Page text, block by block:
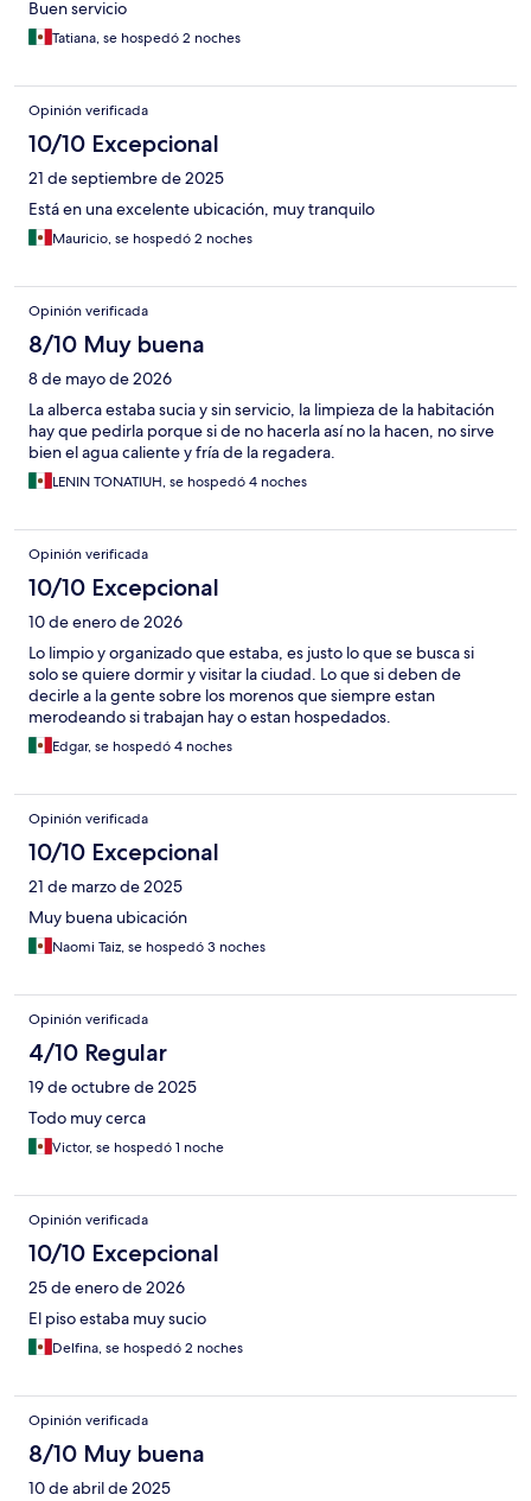
Buen servicio
Tatiana, se hospedó 2 noches
Opinión verificada
10/10 Excepcional
21 de septiembre de 2025
Está en una excelente ubicación, muy tranquilo
Mauricio, se hospedó 2 noches
Opinión verificada
8/10 Muy buena
8 de mayo de 2026
La alberca estaba sucia y sin servicio, la limpieza de la habitación
hay que pedirla porque si de no hacerla así no la hacen, no sirve
bien el agua caliente y fría de la regadera.
LENIN TONATIUH, se hospedó 4 noches
Opinión verificada
10/10 Excepcional
10 de enero de 2026
Lo limpio y organizado que estaba, es justo lo que se busca si
solo se quiere dormir y visitar la ciudad. Lo que si deben de
decirle a la gente sobre los morenos que siempre estan
merodeando si trabajan hay o estan hospedados.
Edgar, se hospedó 4 noches
Opinión verificada
10/10 Excepcional
21 de marzo de 2025
Muy buena ubicación
Naomi Taiz, se hospedó 3 noches
Opinión verificada
4/10 Regular
19 de octubre de 2025
Todo muy cerca
Victor, se hospedó 1 noche
Opinión verificada
10/10 Excepcional
25 de enero de 2026
El piso estaba muy sucio
Delfina, se hospedó 2 noches
Opinión verificada
8/10 Muy buena
10 de abril de 2025